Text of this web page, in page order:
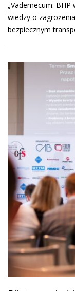
„Vademecum:
wiedzy o
bezpiecznym